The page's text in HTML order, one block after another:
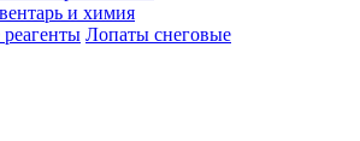
и химия
Лопаты снеговые